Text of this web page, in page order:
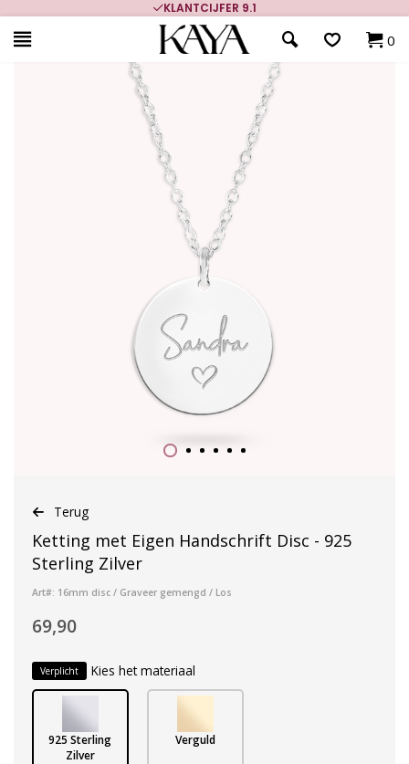
KLANTCIJFER 9.1
0
Terug
Ketting met Eigen Handschrift Disc - 925
Sterling Zilver
Art#: 16mm disc / Graveer gemengd / Los
69,90
Verplicht Kies het materiaal
925 Sterling
Zilver
Verguld